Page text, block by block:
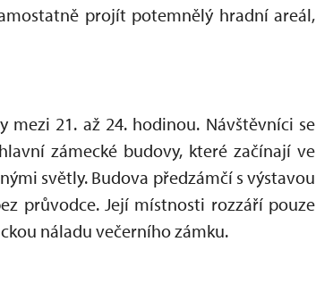
projít potemnělý hradní areál,
mezi 21. až 24. hodinou. Návštěvníci se
zámecké budovy, které začínají ve
světly. Budova předzámčí s výstavou
průvodce. Její místnosti rozzáří pouze
náladu večerního zámku.